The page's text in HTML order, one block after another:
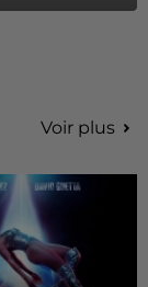
Voir plus